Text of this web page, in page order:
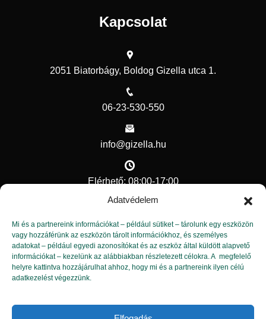
Adatvédelem
Mi és a partnereink információkat – például sütiket – tárolunk egy eszközön
vagy hozzáférünk az eszközön tárolt információkhoz, és személyes
adatokat – például egyedi azonosítókat és az eszköz által küldött alapvető
információkat – kezelünk az alábbiakban részletezett célokra. A megfelelő
helyre kattintva hozzájárulhat ahhoz, hogy mi és a partnereink ilyen célú
adatkezelést végezzünk.
Kapcsolat
2051 Biatorbágy, Boldog Gizella utca 1.
06-23-530-550
info@gizella.hu
Elérhető: 08:00-17:00
Hasznos linkek
Kapcsolat
Adatvédelmi tisztviselő